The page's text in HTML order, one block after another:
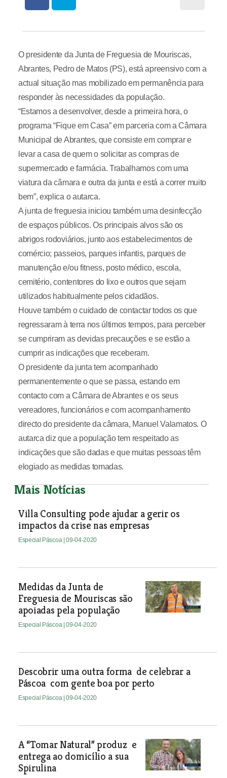
O presidente da Junta de Freguesia de Mouriscas,
Abrantes, Pedro de Matos (PS), está apreensivo com a
actual situação mas mobilizado em permanência para
responder às necessidades da população.
“Estamos a desenvolver, desde a primeira hora, o
programa “Fique em Casa” em parceria com a Câmara
Municipal de Abrantes, que consiste em comprar e
levar a casa de quem o solicitar as compras de
supermercado e farmácia. Trabalhamos com uma
viatura da câmara e outra da junta e está a correr muito
bem”, explica o autarca.
A junta de freguesia iniciou também uma desinfecção
de espaços públicos. Os principais alvos são os
abrigos rodoviários, junto aos estabelecimentos de
comércio; passeios, parques infantis, parques de
manutenção e/ou fitness, posto médico, escola,
cemitério, contentores do lixo e outros que sejam
utilizados habitualmente pelos cidadãos.
Houve também o cuidado de contactar todos os que
regressaram à terra nos últimos tempos, para perceber
se cumpriram as devidas precauções e se estão a
cumprir as indicações que receberam.
O presidente da junta tem acompanhado
permanentemente o que se passa, estando em
contacto com a Câmara de Abrantes e os seus
vereadores, funcionários e com acompanhamento
directo do presidente da câmara, Manuel Valamatos. O
autarca diz que a população tem respeitado as
indicações que são dadas e que muitas pessoas têm
elogiado as medidas tomadas.
Mais Notícias
Villa Consulting pode ajudar a gerir os
impactos da crise nas empresas
Especial Páscoa | 09-04-2020
Medidas da Junta de
Freguesia de Mouriscas são
apoiadas pela população
Especial Páscoa | 09-04-2020
Descobrir uma outra forma de celebrar a
Páscoa com gente boa por perto
Especial Páscoa | 09-04-2020
A “Tomar Natural” produz e
entrega ao domicílio a sua
Spirulina